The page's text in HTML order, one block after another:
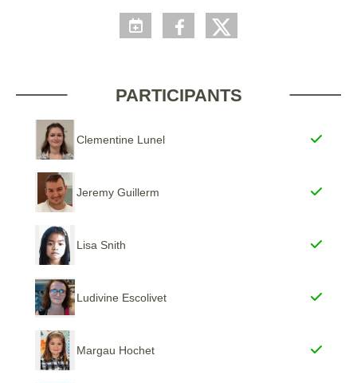
PARTICIPANTS
Clementine Lunel
Jeremy Guillerm
Lisa Snith
Ludivine Escolivet
Margau Hochet